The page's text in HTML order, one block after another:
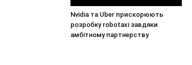
Nvidia та Uber прискорюють
розробку robotaxi завдяки
амбітному партнерству